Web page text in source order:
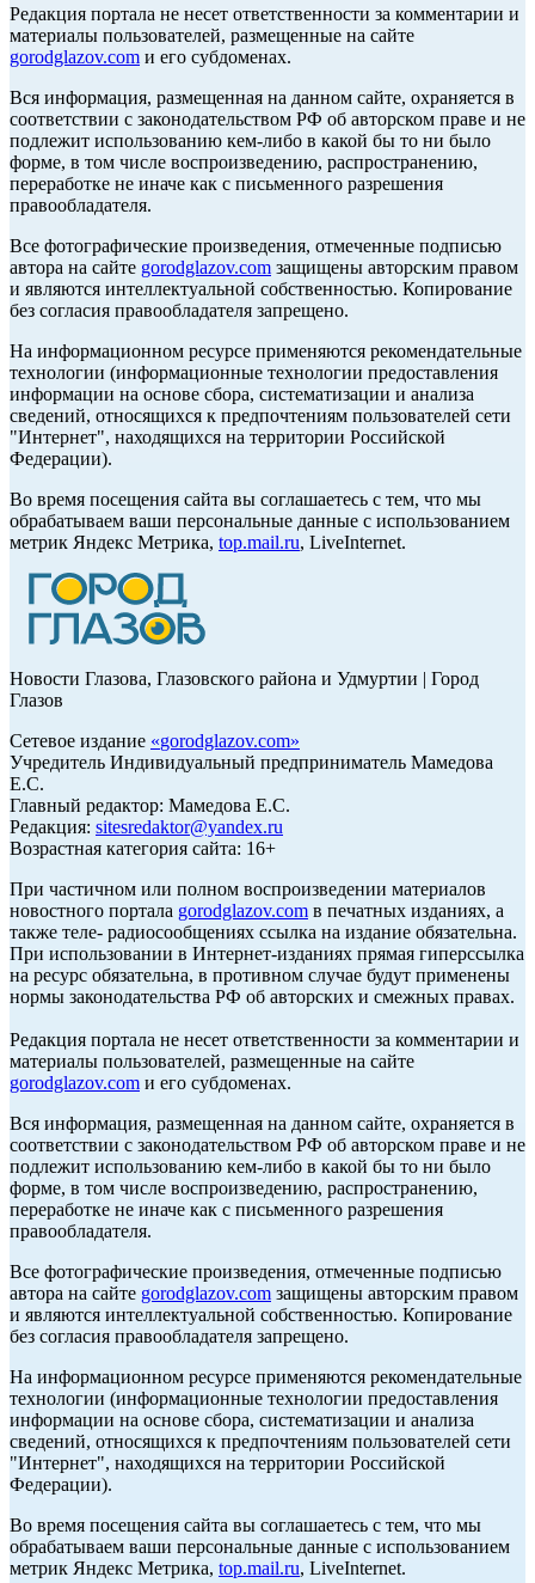
Редакция портала не несет ответственности за комментарии и
материалы пользователей, размещенные на сайте
gorodglazov.com и его субдоменах.
Вся информация, размещенная на данном сайте, охраняется в
соответствии с законодательством РФ об авторском праве и не
подлежит использованию кем-либо в какой бы то ни было
форме, в том числе воспроизведению, распространению,
переработке не иначе как с письменного разрешения
правообладателя.
Все фотографические произведения, отмеченные подписью
автора на сайте gorodglazov.com защищены авторским правом
и являются интеллектуальной собственностью. Копирование
без согласия правообладателя запрещено.
На информационном ресурсе применяются рекомендательные
технологии (информационные технологии предоставления
информации на основе сбора, систематизации и анализа
сведений, относящихся к предпочтениям пользователей сети
"Интернет", находящихся на территории Российской
Федерации).
Во время посещения сайта вы соглашаетесь с тем, что мы
обрабатываем ваши персональные данные с использованием
метрик Яндекс Метрика, top.mail.ru, LiveInternet.
Новости Глазова, Глазовского района и Удмуртии | Город
Глазов
Сетевое издание «gorodglazov.com»
Учредитель Индивидуальный предприниматель Мамедова
Е.С.
Главный редактор: Мамедова Е.С.
Редакция: sitesredaktor@yandex.ru
Возрастная категория сайта: 16+
При частичном или полном воспроизведении материалов
новостного портала gorodglazov.com в печатных изданиях, а
также теле- радиосообщениях ссылка на издание обязательна.
При использовании в Интернет-изданиях прямая гиперссылка
на ресурс обязательна, в противном случае будут применены
нормы законодательства РФ об авторских и смежных правах.
Редакция портала не несет ответственности за комментарии и
материалы пользователей, размещенные на сайте
gorodglazov.com и его субдоменах.
Вся информация, размещенная на данном сайте, охраняется в
соответствии с законодательством РФ об авторском праве и не
подлежит использованию кем-либо в какой бы то ни было
форме, в том числе воспроизведению, распространению,
переработке не иначе как с письменного разрешения
правообладателя.
Все фотографические произведения, отмеченные подписью
автора на сайте gorodglazov.com защищены авторским правом
и являются интеллектуальной собственностью. Копирование
без согласия правообладателя запрещено.
На информационном ресурсе применяются рекомендательные
технологии (информационные технологии предоставления
информации на основе сбора, систематизации и анализа
сведений, относящихся к предпочтениям пользователей сети
"Интернет", находящихся на территории Российской
Федерации).
Во время посещения сайта вы соглашаетесь с тем, что мы
обрабатываем ваши персональные данные с использованием
метрик Яндекс Метрика, top.mail.ru, LiveInternet.